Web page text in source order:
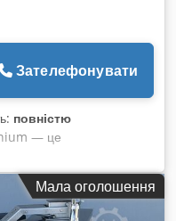
Зателефонувати
повністю
— це
закаточна машина,
циліндричних
виробничих
для харчової
Мала оголошення